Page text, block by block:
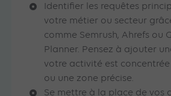
Identifier les requêtes
votre métier ou secteur
comme Semrush, Ahrefs ou
Planner. Pensez à ajouter
votre activité est
ou une zone précise.
Se mettre à la place de vos